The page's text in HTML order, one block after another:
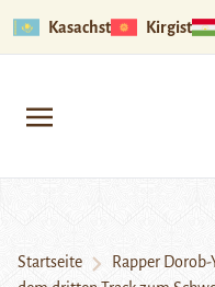
Kasachstan Kirgistan
Startseite
Rapper Dorob-